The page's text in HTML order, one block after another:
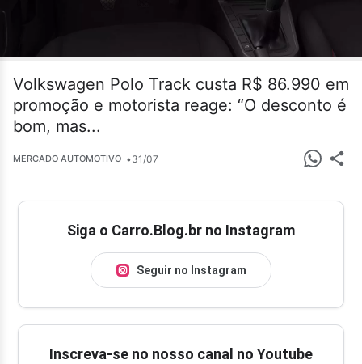
Volkswagen Polo Track custa R$ 86.990 em
promoção e motorista reage: “O desconto é
bom, mas...
MERCADO AUTOMOTIVO •31/07
Siga o Carro.Blog.br no Instagram
Seguir no Instagram
Inscreva-se no nosso canal no Youtube